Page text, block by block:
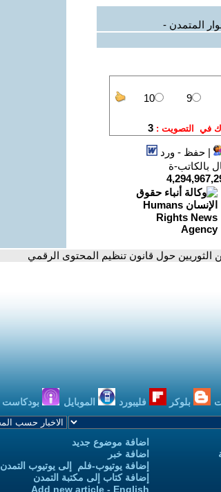
المتمدن -
|حفظ - ورد
بالكاتب-ة
الثوريين حول قانون تنظيم المحتوى الرقمي
بلوكر فليبورد الموبايل بودكاست
اضافة موضوع جديد
اضافة خبر
إضافة يوتيوب-فلم إلى يوتيوب التمدن
إضافة كتاب إلى مكتبة التمدن
Add new article - English